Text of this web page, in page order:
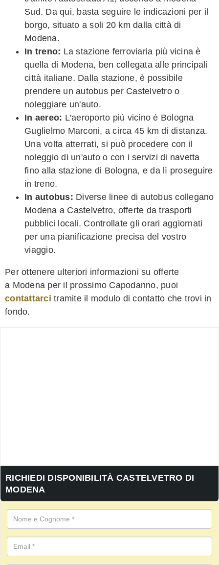
Sud. Da qui, basta seguire le indicazioni per il
borgo, situato a soli 20 km dalla città di
Modena.
In treno: La stazione ferroviaria più vicina è
quella di Modena, ben collegata alle principali
città italiane. Dalla stazione, è possibile
prendere un autobus per Castelvetro o
noleggiare un'auto.
In aereo: L'aeroporto più vicino è Bologna
Guglielmo Marconi, a circa 45 km di distanza.
Una volta atterrati, si può procedere con il
noleggio di un'auto o con i servizi di navetta
fino alla stazione di Bologna, e da lì proseguire
in treno.
In autobus: Diverse linee di autobus collegano
Modena a Castelvetro, offerte da trasporti
pubblici locali. Controllate gli orari aggiornati
per una pianificazione precisa del vostro
viaggio.
Per ottenere ulteriori informazioni su offerte
a Modena per il prossimo Capodanno, puoi
contattarci tramite il modulo di contatto che trovi in
fondo.
RICHIEDI DISPONIBILITÀ CASTELVETRO DI
MODENA